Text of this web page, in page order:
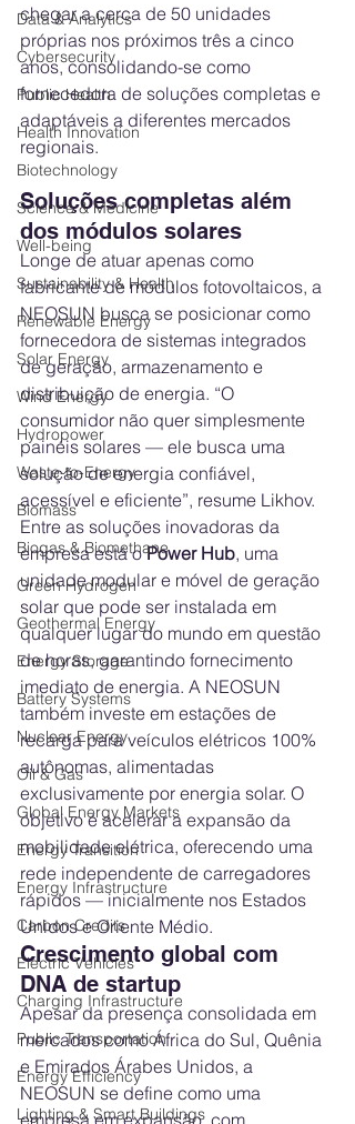
Data & Analytics
Cybersecurity
Public Health
Health Innovation
Biotechnology
Science & Medicine
Well-being
Sustainability & Health
Renewable Energy
Solar Energy
Wind Energy
Hydropower
Waste-to-Energy
Biomass
Biogas & Biomethane
Green Hydrogen
Geothermal Energy
Energy Storage
Battery Systems
Nuclear Energy
Oil & Gas
Global Energy Markets
Energy Transition
Energy Infrastructure
Carbon Credits
Electric Vehicles
Charging Infrastructure
Public Transportation
Energy Efficiency
Lighting & Smart Buildings
chegar a cerca de 50 unidades
próprias nos próximos três a cinco
anos, consolidando-se como
fornecedora de soluções completas e
adaptáveis a diferentes mercados
regionais.
Soluções completas além
dos módulos solares
Longe de atuar apenas como
fabricante de módulos fotovoltaicos, a
NEOSUN busca se posicionar como
fornecedora de sistemas integrados
de geração, armazenamento e
distribuição de energia. “O
consumidor não quer simplesmente
painéis solares — ele busca uma
solução de energia confiável,
acessível e eficiente”, resume Likhov.
Entre as soluções inovadoras da
empresa está o Power Hub, uma
unidade modular e móvel de geração
solar que pode ser instalada em
qualquer lugar do mundo em questão
de horas, garantindo fornecimento
imediato de energia. A NEOSUN
também investe em estações de
recarga para veículos elétricos 100%
autônomas, alimentadas
exclusivamente por energia solar. O
objetivo é acelerar a expansão da
mobilidade elétrica, oferecendo uma
rede independente de carregadores
rápidos — inicialmente nos Estados
Unidos e Oriente Médio.
Crescimento global com
DNA de startup
Apesar da presença consolidada em
mercados como África do Sul, Quênia
e Emirados Árabes Unidos, a
NEOSUN se define como uma
empresa em expansão, com